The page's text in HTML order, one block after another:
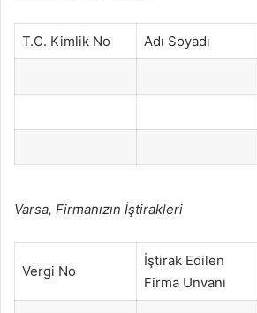
T.C. Kimlik No Adı Soyadı
Varsa, Firmanızın İştirakleri
Vergi No
İştirak Edilen
Firma Unvanı